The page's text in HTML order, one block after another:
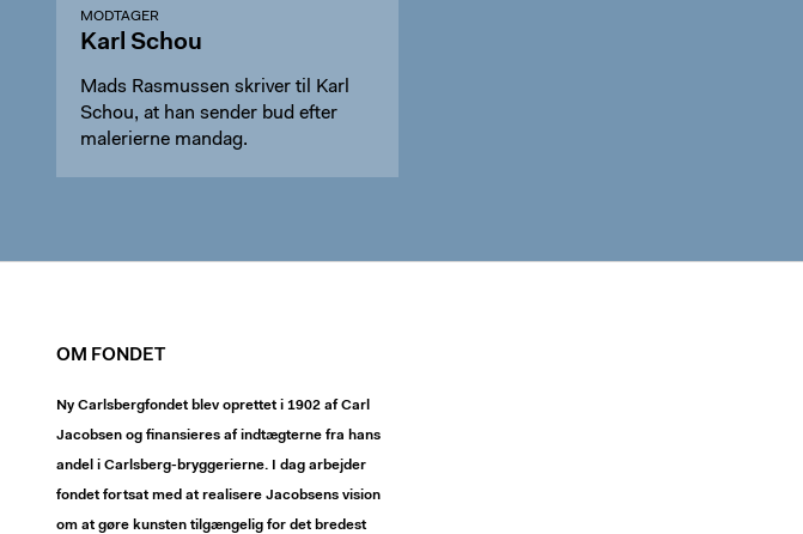
MODTAGER
Karl Schou
Mads Rasmussen skriver til Karl
Schou, at han sender bud efter
malerierne mandag.
OM FONDET
Ny Carlsbergfondet blev oprettet i 1902 af Carl
Jacobsen og finansieres af indtægterne fra hans
andel i Carlsberg-bryggerierne. I dag arbejder
fondet fortsat med at realisere Jacobsens vision
om at gøre kunsten tilgængelig for det bredest